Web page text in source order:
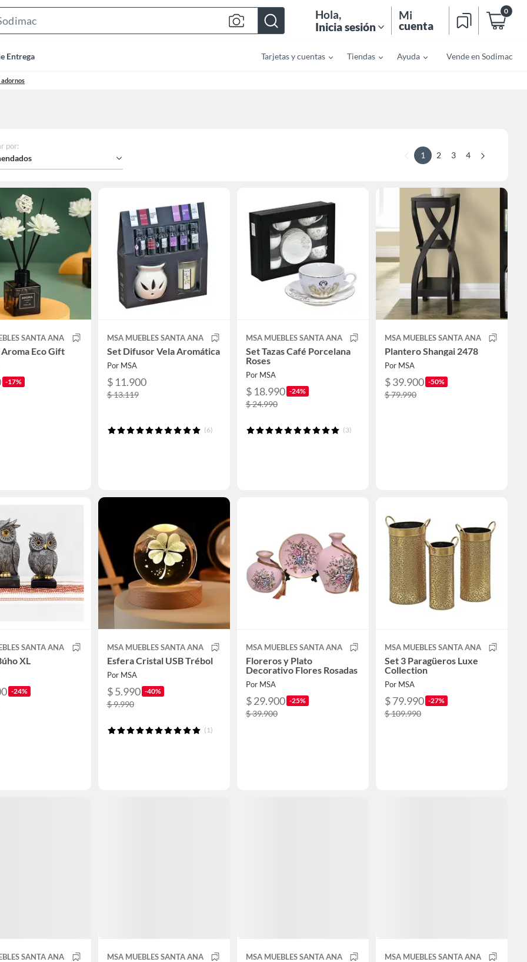
Bar
Hola,
Inicia sesión
Mi
cuenta
0
Entrega Tarjetas y cuentas Tiendas Ayuda Vende en Sodimac
por:
1 2 3 4
SANTA ANA
Eco Gift
-17%
MSA MUEBLES SANTA ANA
Set Difusor Vela Aromática
Por MSA
$ 11.900
$ 13.119
(6)
MSA MUEBLES SANTA ANA
Set Tazas Café Porcelana
Roses
Por MSA
$ 18.990 -24%
$ 24.990
(3)
MSA MUEBLES SANTA ANA
Plantero Shangai 2478
Por MSA
$ 39.900 -50%
$ 79.990
SANTA ANA
XL
-24%
MSA MUEBLES SANTA ANA
Esfera Cristal USB Trébol
Por MSA
$ 5.990 -40%
$ 9.990
(1)
MSA MUEBLES SANTA ANA
Floreros y Plato
Decorativo Flores Rosadas
Por MSA
$ 29.900 -25%
$ 39.900
MSA MUEBLES SANTA ANA
Set 3 Paragüeros Luxe
Collection
Por MSA
$ 79.990 -27%
$ 109.990
SANTA ANA MSA MUEBLES SANTA ANA MSA MUEBLES SANTA ANA MSA MUEBLES SANTA ANA